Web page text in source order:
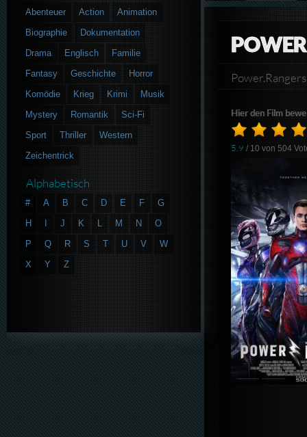
Hier den Film
5.9 / 10 von504
Abenteuer Action
Animation
Biographie
Dokumentation
Drama
Englisch
Familie
Fantasy
Geschichte
Horror
Komödie
Krieg Krimi
Musik
Mystery
Romantik
Sci-Fi
Sport
Thriller
Western
Zeichentrick
Alphabetisch
# A B C D E F
G
H
J K L M N
O
P
Q R S T U V
W
X
Y Z